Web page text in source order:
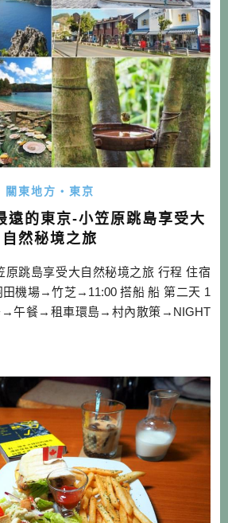
關東地方・東京
的東京-小笠原跳島享受大
自然秘境之旅
原跳島享受大自然秘境之旅 行程 住宿
機場→竹芝→11:00 搭船 船 第二天 1
→午餐→租車環島→村內散策→NIGHT
天 南島上陸半日TOUR→黃昏SUP T